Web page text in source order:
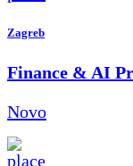
Zagreb
Finance & AI
Novo